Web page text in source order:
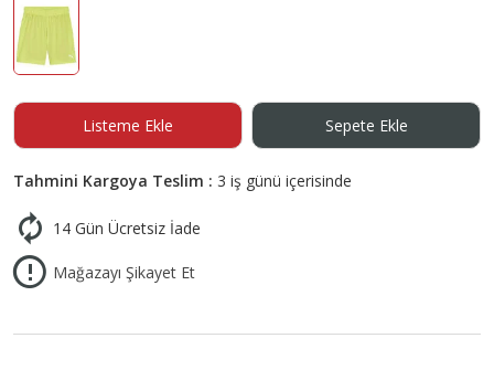
Listeme Ekle Sepete Ekle
Tahmini Kargoya Teslim : 3 iş günü içerisinde
14 Gün Ücretsiz İade
Mağazayı Şikayet Et